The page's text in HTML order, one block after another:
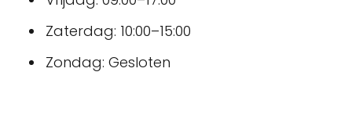
Zaterdag: 10:00–15:00
Zondag: Gesloten